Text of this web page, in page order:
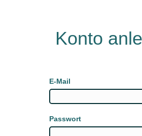
Konto
E-Mail
Passwort